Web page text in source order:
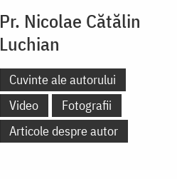
Pr. Nicolae Cătălin
Luchian
Cuvinte ale autorului
Video
Fotografii
Articole despre autor